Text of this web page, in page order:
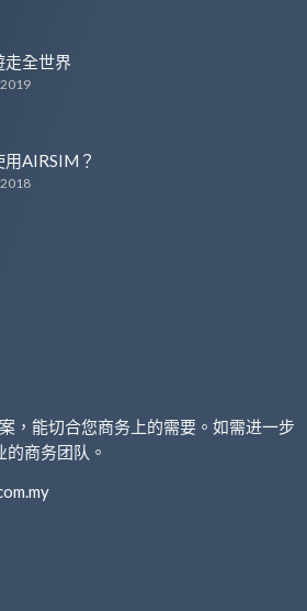
走全世界
用AIRSIM？
，能切合您商务上的需要。如需进一步
商务团队。